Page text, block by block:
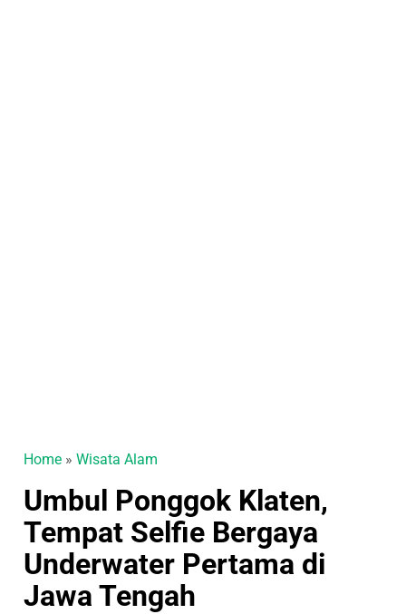
Home »Wisata Alam
Umbul Ponggok Klaten,
Tempat Selfie Bergaya
Underwater Pertama di
Jawa Tengah